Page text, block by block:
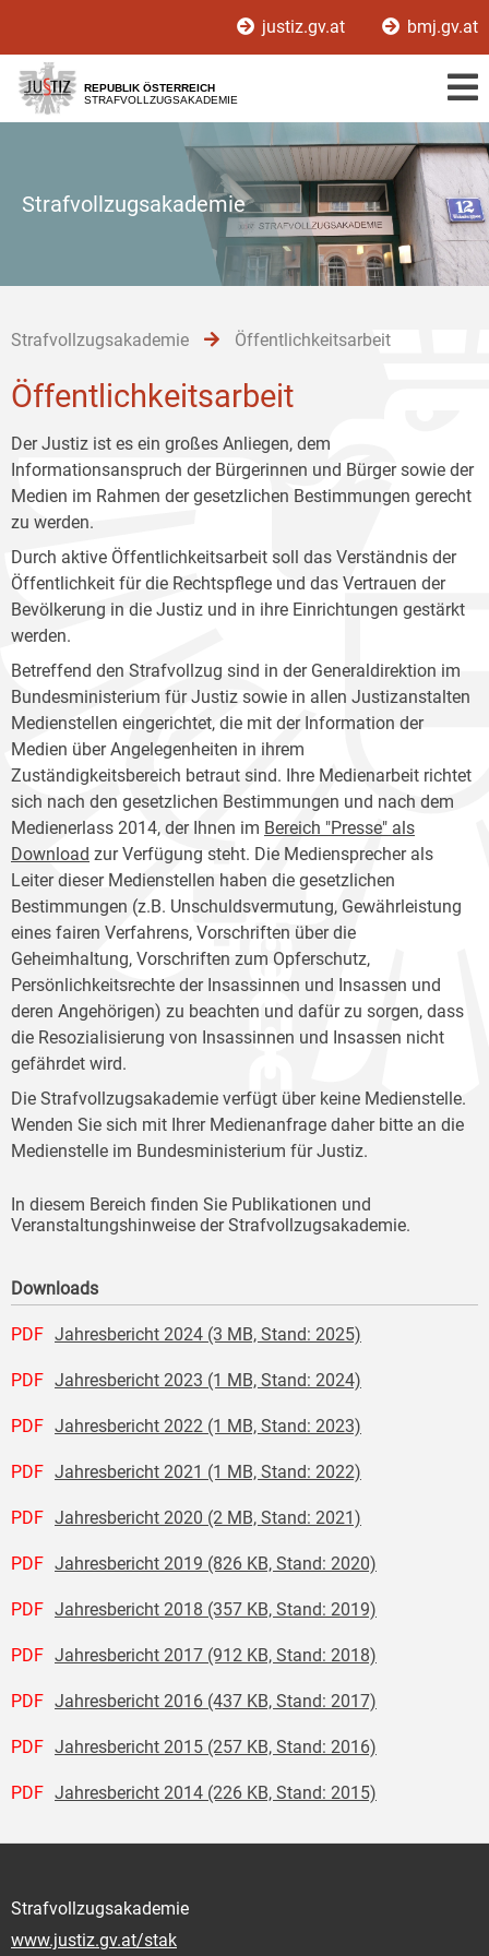
[1]
[2]
[3]
justiz.gv.at bmj.gv.at
REPUBLIK ÖSTERREICH
STRAFVOLLZUGSAKADEMIE
Strafvollzugsakademie
Strafvollzugsakademie Öffentlichkeitsarbeit
Öffentlichkeitsarbeit
Der Justiz ist es ein großes Anliegen, dem
Informationsanspruch der Bürgerinnen und Bürger sowie der
Medien im Rahmen der gesetzlichen Bestimmungen gerecht
zu werden.
Durch aktive Öffentlichkeitsarbeit soll das Verständnis der
Öffentlichkeit für die Rechtspflege und das Vertrauen der
Bevölkerung in die Justiz und in ihre Einrichtungen gestärkt
werden.
Betreffend den Strafvollzug sind in der Generaldirektion im
Bundesministerium für Justiz sowie in allen Justizanstalten
Medienstellen eingerichtet, die mit der Information der
Medien über Angelegenheiten in ihrem
Zuständigkeitsbereich betraut sind. Ihre Medienarbeit richtet
sich nach den gesetzlichen Bestimmungen und nach dem
Medienerlass 2014, der Ihnen im Bereich "Presse" als
Download zur Verfügung steht. Die Mediensprecher als
Leiter dieser Medienstellen haben die gesetzlichen
Bestimmungen (z.B. Unschuldsvermutung, Gewährleistung
eines fairen Verfahrens, Vorschriften über die
Geheimhaltung, Vorschriften zum Opferschutz,
Persönlichkeitsrechte der Insassinnen und Insassen und
deren Angehörigen) zu beachten und dafür zu sorgen, dass
die Resozialisierung von Insassinnen und Insassen nicht
gefährdet wird.
Die Strafvollzugsakademie verfügt über keine Medienstelle.
Wenden Sie sich mit Ihrer Medienanfrage daher bitte an die
Medienstelle im Bundesministerium für Justiz.
In diesem Bereich finden Sie Publikationen und
Veranstaltungshinweise der Strafvollzugsakademie.
Downloads
PDF Jahresbericht 2024 (3 MB, Stand: 2025)
PDF Jahresbericht 2023 (1 MB, Stand: 2024)
PDF Jahresbericht 2022 (1 MB, Stand: 2023)
PDF Jahresbericht 2021 (1 MB, Stand: 2022)
PDF Jahresbericht 2020 (2 MB, Stand: 2021)
PDF Jahresbericht 2019 (826 KB, Stand: 2020)
PDF Jahresbericht 2018 (357 KB, Stand: 2019)
PDF Jahresbericht 2017 (912 KB, Stand: 2018)
PDF Jahresbericht 2016 (437 KB, Stand: 2017)
PDF Jahresbericht 2015 (257 KB, Stand: 2016)
PDF Jahresbericht 2014 (226 KB, Stand: 2015)
Strafvollzugsakademie
www.justiz.gv.at/stak